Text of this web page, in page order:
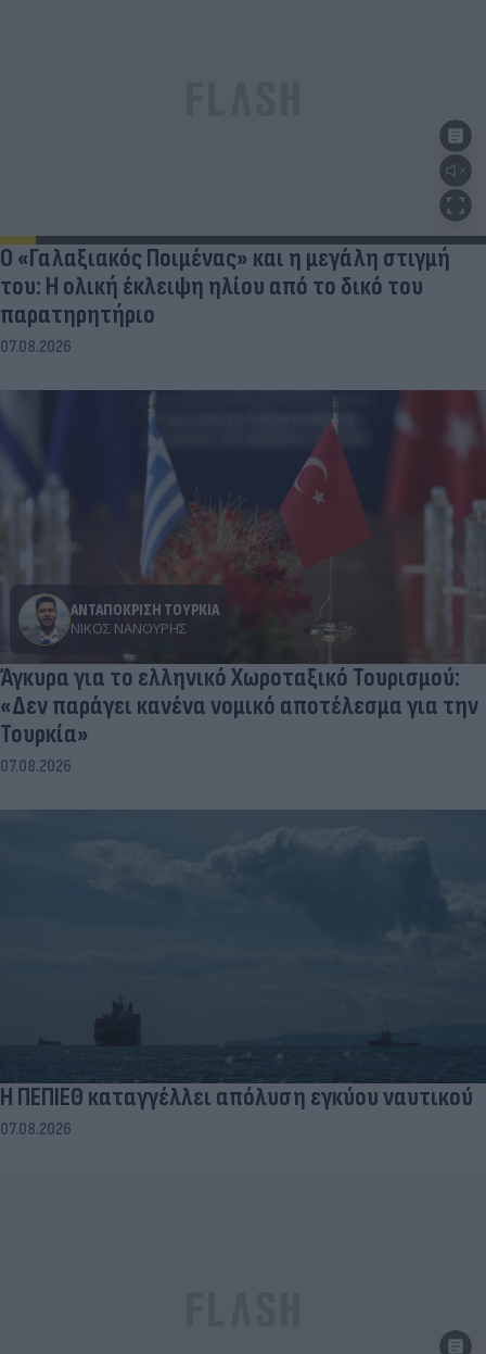
Ο «Γαλαξιακός Ποιμένας» και η μεγάλη στιγμή
του: Η ολική έκλειψη ηλίου από το δικό του
παρατηρητήριο
ΑΝΤΑΠΟΚΡΙΣΗ ΤΟΥΡΚΙΑ
ΝΊΚΟΣ ΝΑΝΟΎΡΗΣ
Άγκυρα για το ελληνικό Χωροταξικό Τουρισμού:
«Δεν παράγει κανένα νομικό αποτέλεσμα για την
Τουρκία»
Η ΠΕΠΙΕΘ καταγγέλλει απόλυση εγκύου ναυτικού